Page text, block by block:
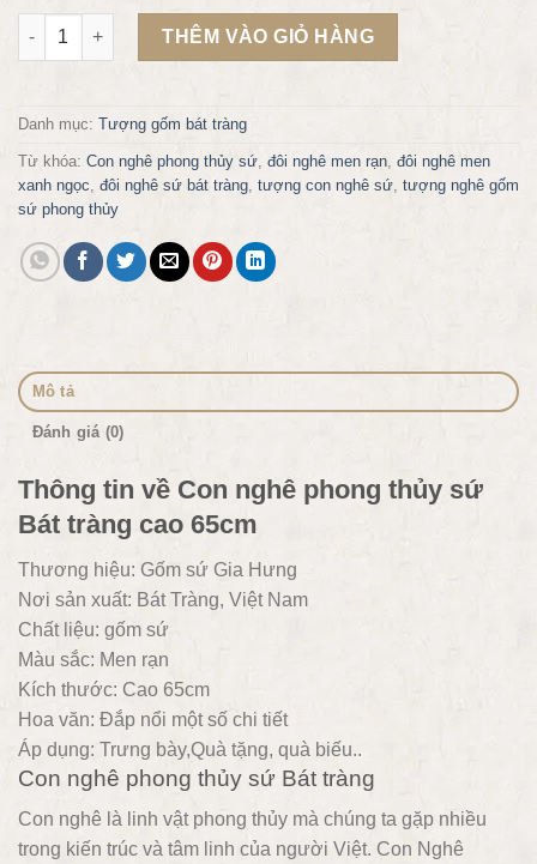
Con nghê phong thủy sứ Bát tràng cao 65cm số lượng
THÊM VÀO GIỎ HÀNG
Danh mục: Tượng gốm bát tràng
Từ khóa: Con nghê phong thủy sứ đôi nghê men rạn đôi nghê men
xanh ngọc đôi nghê sứ bát tràng tượng con nghê sứ tượng nghê gốm
sứ phong thủy
Mô tả
Đánh giá (0)
Thông tin về Con nghê phong thủy sứ
Bát tràng cao 65cm
Thương hiệu: Gốm sứ Gia Hưng
Nơi sản xuất: Bát Tràng, Việt Nam
Chất liệu: gốm sứ
Màu sắc: Men rạn
Kích thước: Cao 65cm
Hoa văn: Đắp nổi một số chi tiết
Áp dụng: Trưng bày,Quà tặng, quà biếu..
Con nghê phong thủy sứ Bát tràng
Con nghê là linh vật phong thủy mà chúng ta gặp nhiều
trong kiến trúc và tâm linh của người Việt. Con Nghê